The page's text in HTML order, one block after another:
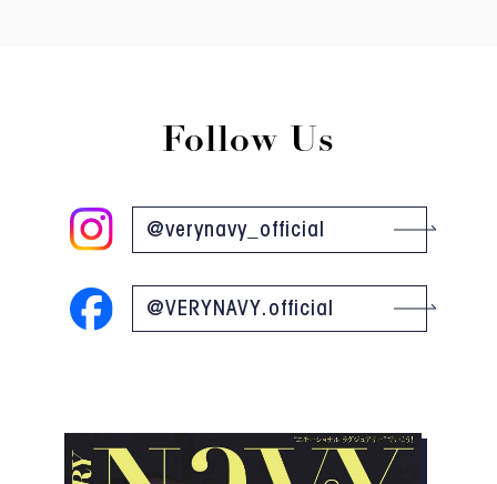
Follow Us
@verynavy_official
@VERYNAVY.official